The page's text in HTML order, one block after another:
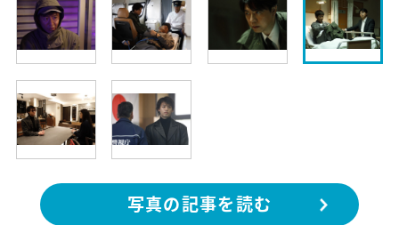
写真の記事を読む